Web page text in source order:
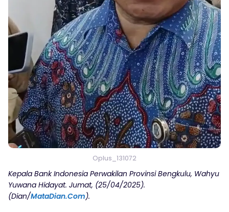
Oplus_131072
Kepala Bank Indonesia Perwakilan Provinsi Bengkulu, Wahyu
Yuwana Hidayat. Jumat, (25/04/2025).
(Dian/MataDian.Com).